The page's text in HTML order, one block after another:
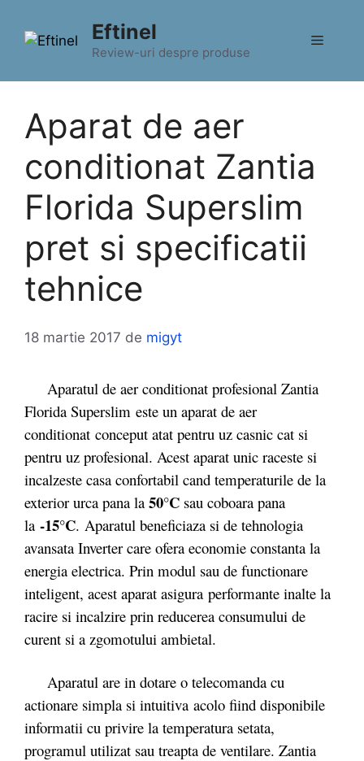
conținut
Eftinel
Review-uri despre produse
Meniu
Aparat de aer
conditionat Zantia
Florida Superslim
pret si specificatii
tehnice
18 martie 2017 de migyt
Aparatul de aer conditionat profesional Zantia
Florida Superslim este un aparat de aer
conditionat conceput atat pentru uz casnic cat si
pentru uz profesional. Acest aparat unic raceste si
incalzeste casa confortabil cand temperaturile de la
exterior urca pana la 50°C sau coboara pana
la -15°C. Aparatul beneficiaza si de tehnologia
avansata Inverter care ofera economie constanta la
energia electrica. Prin modul sau de functionare
inteligent, acest aparat asigura performante inalte la
racire si incalzire prin reducerea consumului de
curent si a zgomotului ambietal.
Aparatul are in dotare o telecomanda cu
actionare simpla si intuitiva acolo fiind disponibile
informatii cu privire la temperatura setata,
programul utilizat sau treapta de ventilare. Zantia